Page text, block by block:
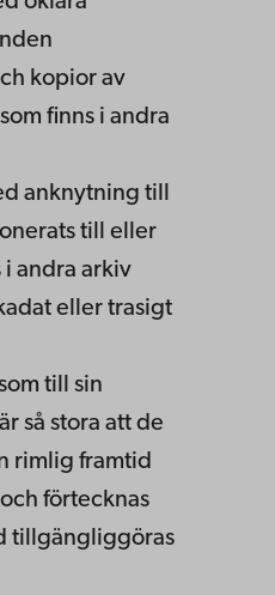
kopior av
finns i andra
anknytning till
till eller
andra arkiv
eller trasigt
till sin
så stora att de
rimlig framtid
förtecknas
tillgängliggöras